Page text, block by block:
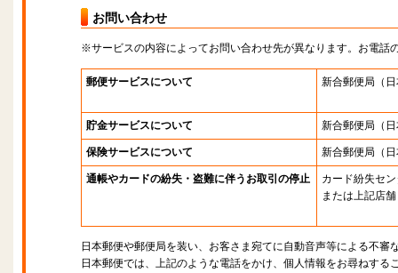
お問い合わせ
※サービスの内容によってお問い合わせ先が異なります。お電話
郵便サービスについて 新合郵便局 （
貯金サービスについて 新合郵便局 （
保険サービスについて 新合郵便局 （
通帳やカードの紛失・盗難に伴うお取引の停止
カード紛失セ
または上記店舗
日本郵便や郵便局を装い、お客さま宛てに自動音声等による不審
日本郵便では、上記のような電話をかけ、個人情報をお尋ねする